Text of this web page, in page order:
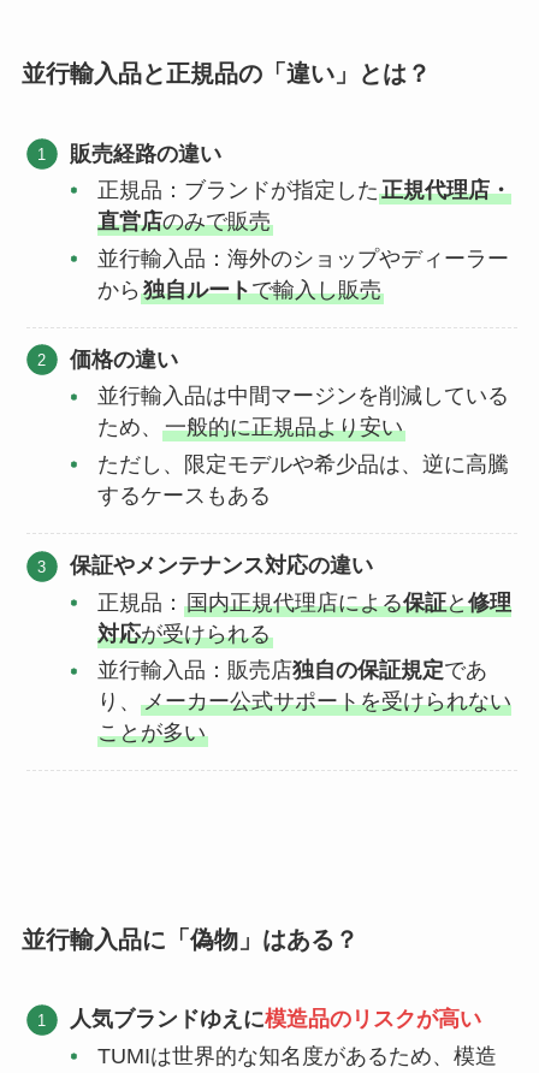
並行輸入品と正規品の「違い」とは？
販売経路の違い
正規品：ブランドが指定した正規代理店・
直営店のみで販売
並行輸入品：海外のショップやディーラー
から 独自ルートで輸入し販売
価格の違い
並行輸入品は中間マージンを削減している
ため、 一般的に正規品より安い
ただし、限定モデルや希少品は、逆に高騰
するケースもある
保証やメンテナンス対応の違い
正規品： 国内正規代理店による保証と修理
対応が受けられる
並行輸入品：販売店独自の保証規定であ
り、 メーカー公式サポートを受けられない
ことが多い
並行輸入品に「偽物」はある？
人気ブランドゆえに模造品のリスクが高い
TUMIは世界的な知名度があるため、模造